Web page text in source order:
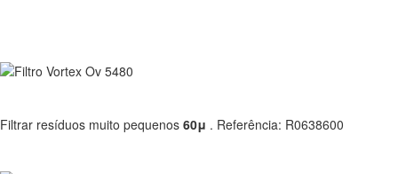
Filtrar resíduos muito pequenos 60μ . Referência: R0638600